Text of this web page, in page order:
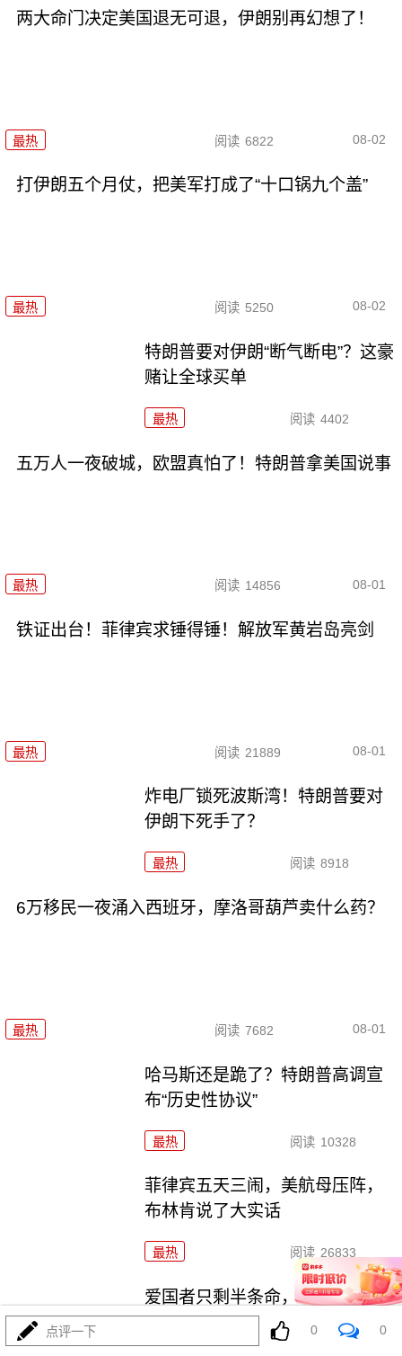
两大命门决定美国退无可退，伊朗别再幻想了！
最热 阅读 6822 08-02
打伊朗五个月仗，把美军打成了“十口锅九个盖”
最热 阅读 5250 08-02
特朗普要对伊朗“断气断电”？这豪
赌让全球买单
最热 阅读 4402
五万人一夜破城，欧盟真怕了！特朗普拿美国说事
最热 阅读 14856 08-01
铁证出台！菲律宾求锤得锤！解放军黄岩岛亮剑
最热 阅读 21889 08-01
炸电厂锁死波斯湾！特朗普要对
伊朗下死手了？
最热 阅读 8918
6万移民一夜涌入西班牙，摩洛哥葫芦卖什么药？
最热 阅读 7682 08-01
哈马斯还是跪了？特朗普高调宣
布“历史性协议”
最热 阅读 10328
菲律宾五天三闹，美航母压阵，
布林肯说了大实话
最热 阅读 26833
爱国者只剩半条命，美军却拉着
沙特去伊拉克踩雷
点评一下 0 0